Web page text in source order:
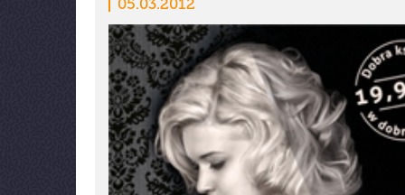
05.03.2012